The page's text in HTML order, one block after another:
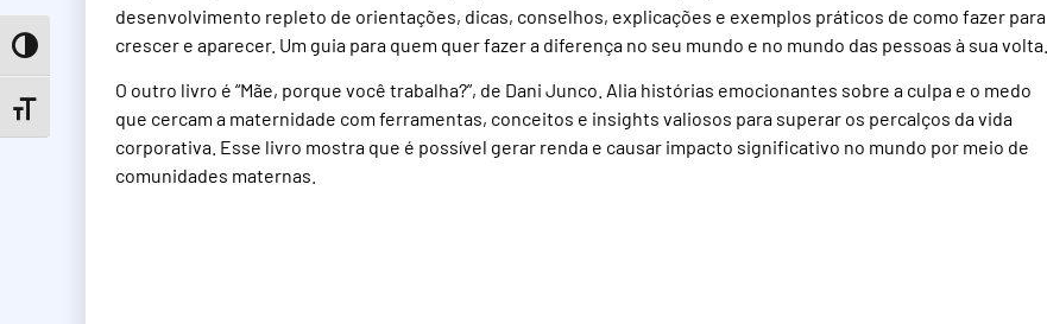
Toggle High Contrast
Toggle Font size
desenvolvimento repleto de orientações, dicas, conselhos, explicações e exemplos práticos de como fazer para
crescer e aparecer. Um guia para quem quer fazer a diferença no seu mundo e no mundo das pessoas à sua volta.
O outro livro é “Mãe, porque você trabalha?”, de Dani Junco. Alia histórias emocionantes sobre a culpa e o medo
que cercam a maternidade com ferramentas, conceitos e insights valiosos para superar os percalços da vida
corporativa. Esse livro mostra que é possível gerar renda e causar impacto significativo no mundo por meio de
comunidades maternas.